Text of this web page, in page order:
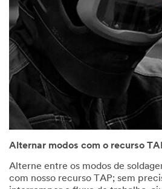
Alternar modos com o recurso
Alterne entre os modos de
com nosso recurso TAP; sem